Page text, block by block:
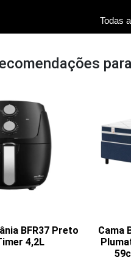
Todas
BFR37 Preto
4,2L
Cama